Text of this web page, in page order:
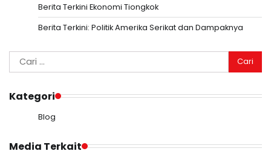
Berita Terkini Ekonomi Tiongkok
Berita Terkini: Politik Amerika Serikat dan Dampaknya
Cari
untuk:
Kategori
Blog
Media Terkait